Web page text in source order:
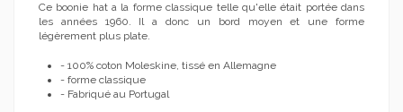
Ce boonie hat a la forme classique telle qu'elle était portée dans
les années 1960. Il a donc un bord moyen et une forme
légèrement plus plate.
- 100% coton Moleskine, tissé en Allemagne
- forme classique
- Fabriqué au Portugal